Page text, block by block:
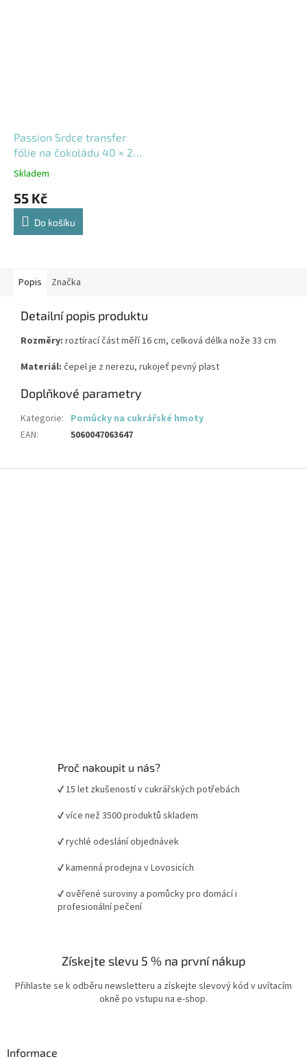
Passion Srdce transfer
fólie na čokoládu 40 × 25
cm
Skladem
55 Kč
Do košíku
Popis Značka
Detailní popis produktu
Rozměry: roztírací část měří 16 cm, celková délka nože 33 cm
Materiál: čepel je z nerezu, rukojeť pevný plast
Doplňkové parametry
Kategorie: Pomůcky na cukrářské hmoty
EAN: 5060047063647
Proč nakoupit u nás?
✔ 15 let zkušeností v cukrářských potřebách
✔ více než 3500 produktů skladem
✔ rychlé odeslání objednávek
✔ kamenná prodejna v Lovosicích
✔ ověřené suroviny a pomůcky pro domácí i
profesionální pečení
Získejte slevu 5 % na první nákup
Přihlaste se k odběru newsletteru a získejte slevový kód v uvítacím
okně po vstupu na e-shop.
Informace